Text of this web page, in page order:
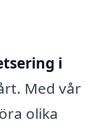
i
Med vår
olika